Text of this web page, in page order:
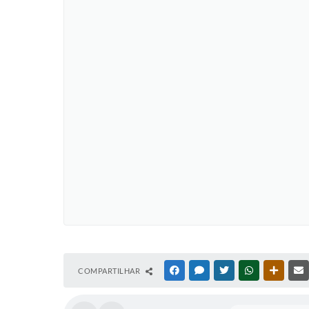
COMPARTILHAR FACEBOOKMESSENGER
TWITTERWHATSAPP